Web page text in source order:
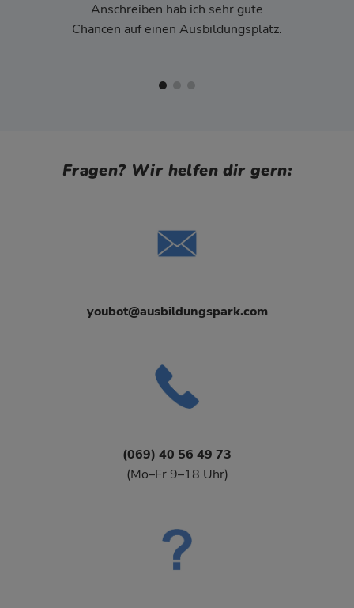
Anschreiben hab ich sehr gute
Chancen auf einen Ausbildungsplatz.
Fragen? Wir helfen dir gern:
youbot@ausbildungspark.com
(069) 40 56 49 73
(Mo–Fr 9–18 Uhr)